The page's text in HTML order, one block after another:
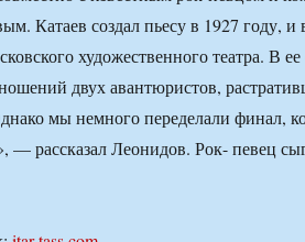
Катаев создал пьесу в 1927 году, и
художественного театра. В
двух авантюристов,
мы немного переделали финал,
— рассказал Леонидов. Рок- певец